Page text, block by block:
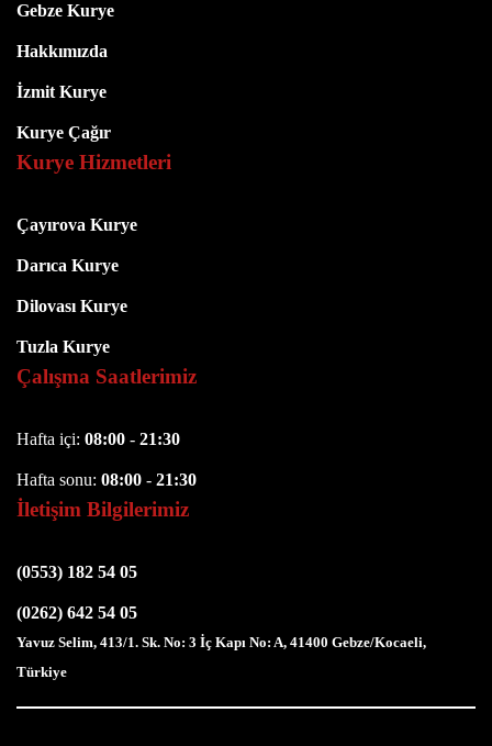
Gebze Kurye
Hakkımızda
İzmit Kurye
Kurye Çağır
Kurye Hizmetleri
Çayırova Kurye
Darıca Kurye
Dilovası Kurye
Tuzla Kurye
Çalışma Saatlerimiz
Hafta içi: 08:00 - 21:30
Hafta sonu: 08:00 - 21:30
İletişim Bilgilerimiz
(0553) 182 54 05
(0262) 642 54 05
Yavuz Selim, 413/1. Sk. No: 3 İç Kapı No: A, 41400 Gebze/Kocaeli,
Türkiye